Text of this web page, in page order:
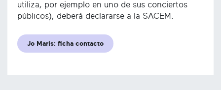
utiliza, por ejemplo en uno de sus conciertos
públicos), deberá declararse a la SACEM.
Jo Maris: ficha contacto